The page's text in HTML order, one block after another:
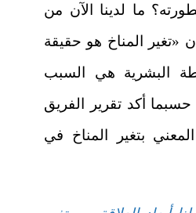
ما لدينا الآن من
«تغير المناخ هو حقيقة
البشرية هي السبب
أكد تقرير الفريق
بتغير المناخ في